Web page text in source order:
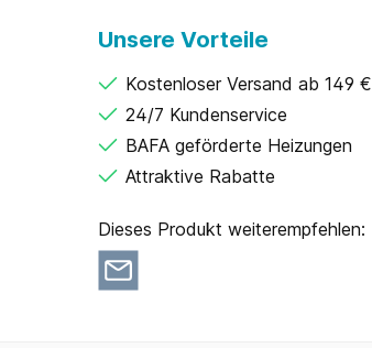
Unsere Vorteile
Kostenloser Versand ab 149 €
24/7 Kundenservice
BAFA geförderte Heizungen
Attraktive Rabatte
Dieses Produkt weiterempfehlen: